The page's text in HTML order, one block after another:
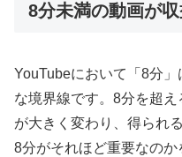
8分未満の動画が
YouTubeにおいて「8分
な境界線です。8分を超
が大きく変わり、得られ
8分がそれほど重要なのか